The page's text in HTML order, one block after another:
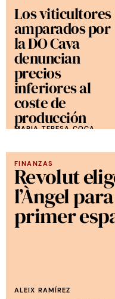
Los viticultores
amparados por
la DO Cava
denuncian
precios
inferiores al
coste de
producción
MARIA TERESA COCA
FINANZAS
Revolut
l’Àngel
primer
ALEIX RAMÍREZ